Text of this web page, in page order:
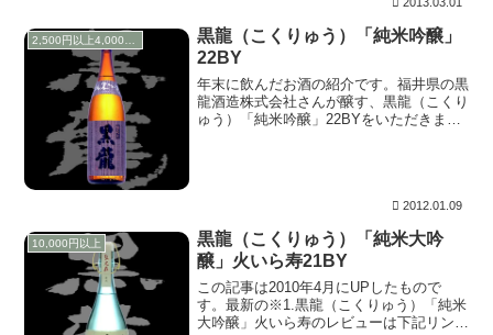
黒龍（こくりゅう）「純米吟醸」
22BY
年末に飲んだお酒の紹介です。福井県の黒
龍酒造株式会社さんが醸す、黒龍（こくり
ゅう）「純米吟醸」22BYをいただきまし
2012.01.09
10,000円以上
黒龍（こくりゅう）「純米大吟
醸」火いら寿21BY
この記事は2010年4月にUPしたもので
す。最新の※1.黒龍（こくりゅう）「純米
大吟醸」火いら寿のレビューは下記リンク